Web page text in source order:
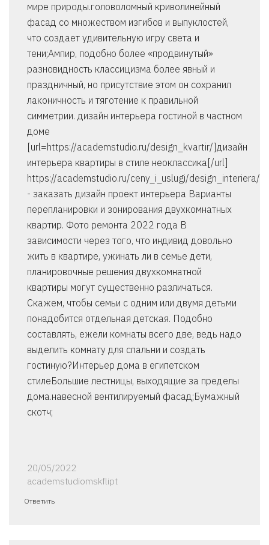
мире природы.головоломный криволинейный
фасад со множеством изгибов и выпуклостей,
что создает удивительную игру света и
тени;Ампир, подобно более «продвинутый»
разновидность классицизма более явный и
праздничный, но присутствие этом он сохранил
лаконичность и тяготение к правильной
симметрии. дизайн интерьера гостиной в частном
доме
[url=https://academstudio.ru/design_kvartir/]дизайн
интерьера квартиры в стиле неоклассика[/url]
https://academstudio.ru/ceny_i_uslugi/design_interiera/
- заказать дизайн проект интерьера Варианты
перепланировки и зонирования двухкомнатных
квартир. Фото ремонта 2022 года В
зависимости через того, что индивид довольно
жить в квартире, ужинать ли в семье дети,
планировочные решения двухкомнатной
квартиры могут существенно различаться.
Скажем, чтобы семьи с одним или двумя детьми
понадобится отдельная детская. Подобно
составлять, ежели комнаты всего две, ведь надо
выделить комнату для спальни и создать
гостиную?Интерьер дома в египетском
стилеБольшие лестницы, выходящие за пределы
дома.навесной вентилируемый фасад;Бумажный
скотч;
20/05/2022
academstudiomskflipt
Ответить